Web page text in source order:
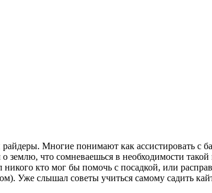
Многие понимают как ассистировать с
землю, что сомневаешься в необходимости
кто мог бы помочь с посадкой, или
Уже слышал советы учиться самому садить